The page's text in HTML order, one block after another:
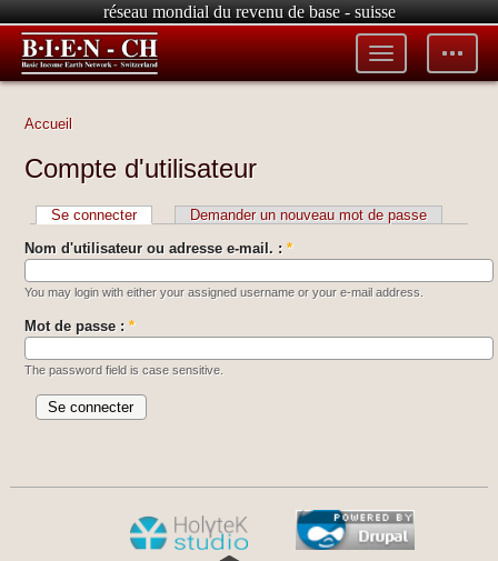
réseau mondial du revenu de base - suisse
Toggle
tools
Toggle
menu
Accueil
Compte d'utilisateur
Se connecter
Demander un nouveau mot de passe
Nom d'utilisateur ou adresse e-mail. : *
You may login with either your assigned username or your e-mail address.
Mot de passe : *
The password field is case sensitive.